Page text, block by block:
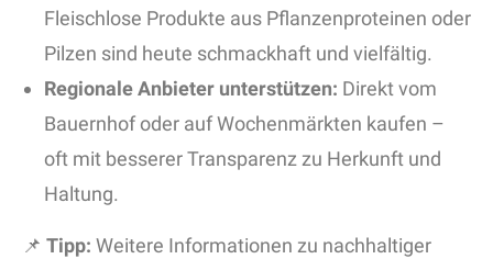
Fleischlose Produkte aus Pflanzenproteinen oder
Pilzen sind heute schmackhaft und vielfältig.
Regionale Anbieter unterstützen: Direkt vom
Bauernhof oder auf Wochenmärkten kaufen –
oft mit besserer Transparenz zu Herkunft und
Haltung.
📌 Tipp: Weitere Informationen zu nachhaltiger